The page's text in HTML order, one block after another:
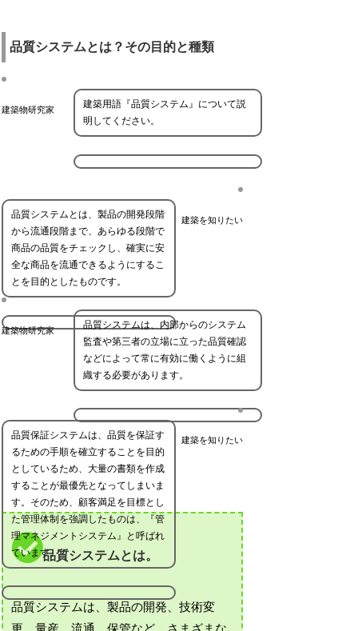
品質システムとは？その目的と種類
建築物研究家
建築用語『品質システム』について説
明してください。
建築を知りたい
品質システムとは、製品の開発段階
から流通段階まで、あらゆる段階で
商品の品質をチェックし、確実に安
全な商品を流通できるようにするこ
とを目的としたものです。
建築物研究家
品質システムは、内部からのシステム
監査や第三者の立場に立った品質確認
などによって常に有効に働くように組
織する必要があります。
建築を知りたい
品質保証システムは、品質を保証す
るための手順を確立することを目的
としているため、大量の書類を作成
することが最優先となってしまいま
す。そのため、顧客満足を目標とし
た管理体制を強調したものは、『管
理マネジメントシステム』と呼ばれ
ています。品質システムとは。
品質システムは、製品の開発、技術変